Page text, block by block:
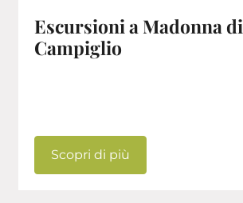
Escursioni a Madonna di
Campiglio
Scopri di più